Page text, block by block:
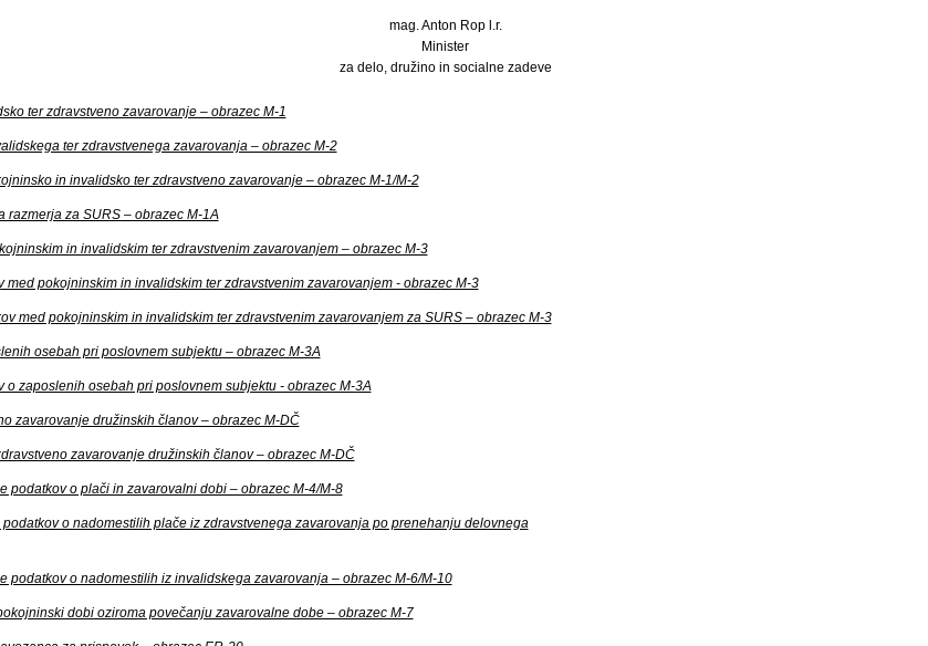
mag. Anton Rop l.r.
Minister
za delo, družino in socialne zadeve
ter zdravstveno zavarovanje – obrazec M-1
ter zdravstvenega zavarovanja – obrazec M-2
in invalidsko ter zdravstveno zavarovanje – obrazec M-1/M-2
razmerja za SURS – obrazec M-1A
in invalidskim ter zdravstvenim zavarovanjem – obrazec M-3
med pokojninskim in invalidskim ter zdravstvenim zavarovanjem - obrazec M-3
med pokojninskim in invalidskim ter zdravstvenim zavarovanjem za SURS – obrazec M-3
osebah pri poslovnem subjektu – obrazec M-3A
o zaposlenih osebah pri poslovnem subjektu - obrazec M-3A
zavarovanje družinskih članov – obrazec M-DČ
zavarovanje družinskih članov – obrazec M-DČ
podatkov o plači in zavarovalni dobi – obrazec M-4/M-8
o nadomestilih plače iz zdravstvenega zavarovanja po prenehanju delovnega
podatkov o nadomestilih iz invalidskega zavarovanja – obrazec M-6/M-10
dobi oziroma povečanju zavarovalne dobe – obrazec M-7